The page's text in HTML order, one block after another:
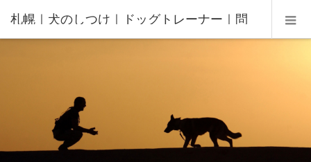
札幌｜犬のしつけ｜ドッグトレーナー｜問
んの家庭教師®️